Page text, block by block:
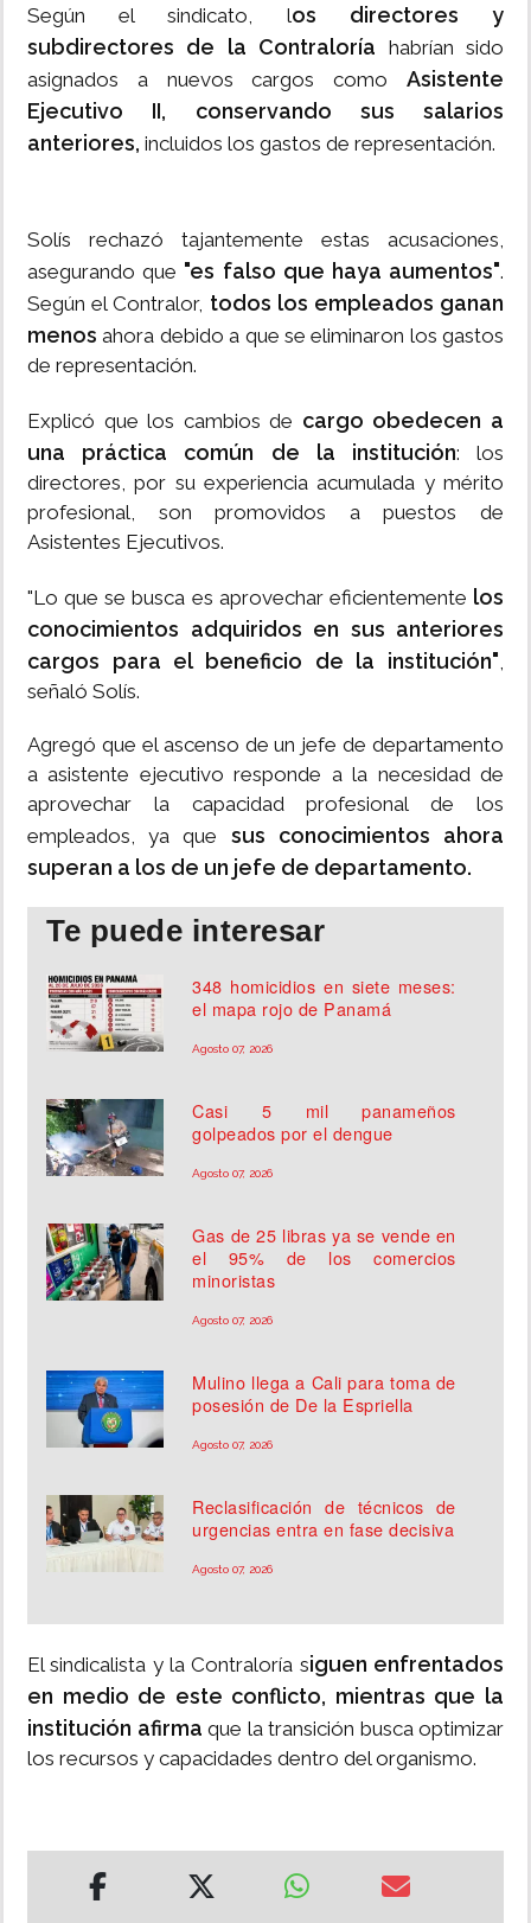
Según el sindicato, los directores y
subdirectores de la Contraloría habrían sido
asignados a nuevos cargos como Asistente
Ejecutivo II, conservando sus salarios
anteriores, incluidos los gastos de representación.
Solís rechazó tajantemente estas acusaciones,
asegurando que "es falso que haya aumentos".
Según el Contralor, todos los empleados ganan
menosahora debido a que se eliminaron los gastos
de representación.
Explicó que los cambios de cargo obedecen a
una práctica común de la institución: los
directores, por su experiencia acumulada y mérito
profesional, son promovidos a puestos de
Asistentes Ejecutivos.
"Lo que se busca es aprovechar eficientemente los
conocimientos adquiridos en sus anteriores
cargos para el beneficio de la institución",
señaló Solís.
Agregó que el ascenso de un jefe de departamento
a asistente ejecutivo responde a la necesidad de
aprovechar la capacidad profesional de los
empleados, ya que sus conocimientos ahora
superan a los de un jefe de departamento.
Te puede interesar
348 homicidios en siete meses:
el mapa rojo de Panamá
Agosto 07, 2026
Casi 5 mil panameños
golpeados por el dengue
Agosto 07, 2026
Gas de 25 libras ya se vende en
el 95% de los comercios
minoristas
Agosto 07, 2026
Mulino llega a Cali para toma de
posesión de De la Espriella
Agosto 07, 2026
Reclasificación de técnicos de
urgencias entra en fase decisiva
Agosto 07, 2026
El sindicalista y la Contraloría siguen enfrentados
en medio de este conflicto, mientras que la
institución afirma que la transición busca optimizar
los recursos y capacidades dentro del organismo.